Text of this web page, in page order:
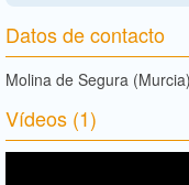
Datos de contacto
Molina de Segura (Murcia)
Vídeos (1)